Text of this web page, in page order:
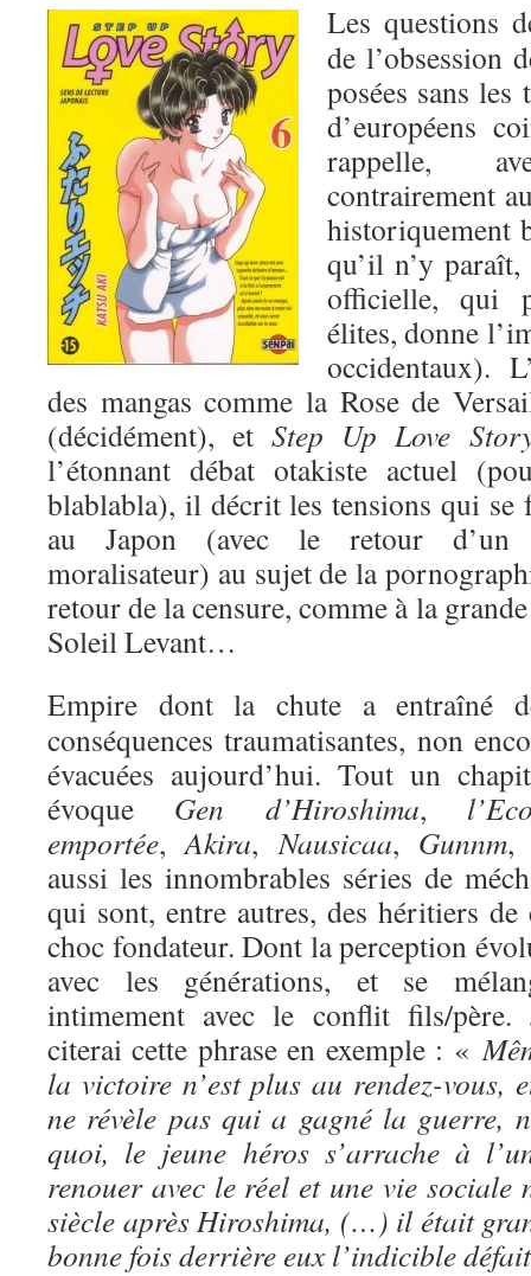
Les questions
de l’obsession
posées sans
d’européens
rappelle,
contrairement
historiquement
qu’il n’y
officielle, qui
élites, donne
occidentaux).
des mangas comme la Rose de
(décidément), etStep Up Love
l’étonnant débat otakiste actuel
blablabla), il décrit les tensions qui
au Japon (avec le retour d’un
moralisateur) au sujet de la
retour de la censure, comme à la
Soleil Levant…
Empire dont la chute a entraîné
conséquences traumatisantes, non
évacuées aujourd’hui. Tout un
évoque Gen d’Hiroshima,
emportée,Akira,Nausicaa, Gunnm,
aussi les innombrables séries de
qui sont, entre autres, des héritiers de
choc fondateur. Dont la perception
avec les générations, et se
intimement avec le conflit fils/père.
citerai cette phrase en exemple : «
la victoire n’est plus au rendez-vous,
ne révèle pas qui a gagné la guerre,
quoi, le jeune héros s’arrache à
renouer avec le réel et une vie sociale
siècle après Hiroshima, (…) il était
bonne fois derrière eux l’indicible